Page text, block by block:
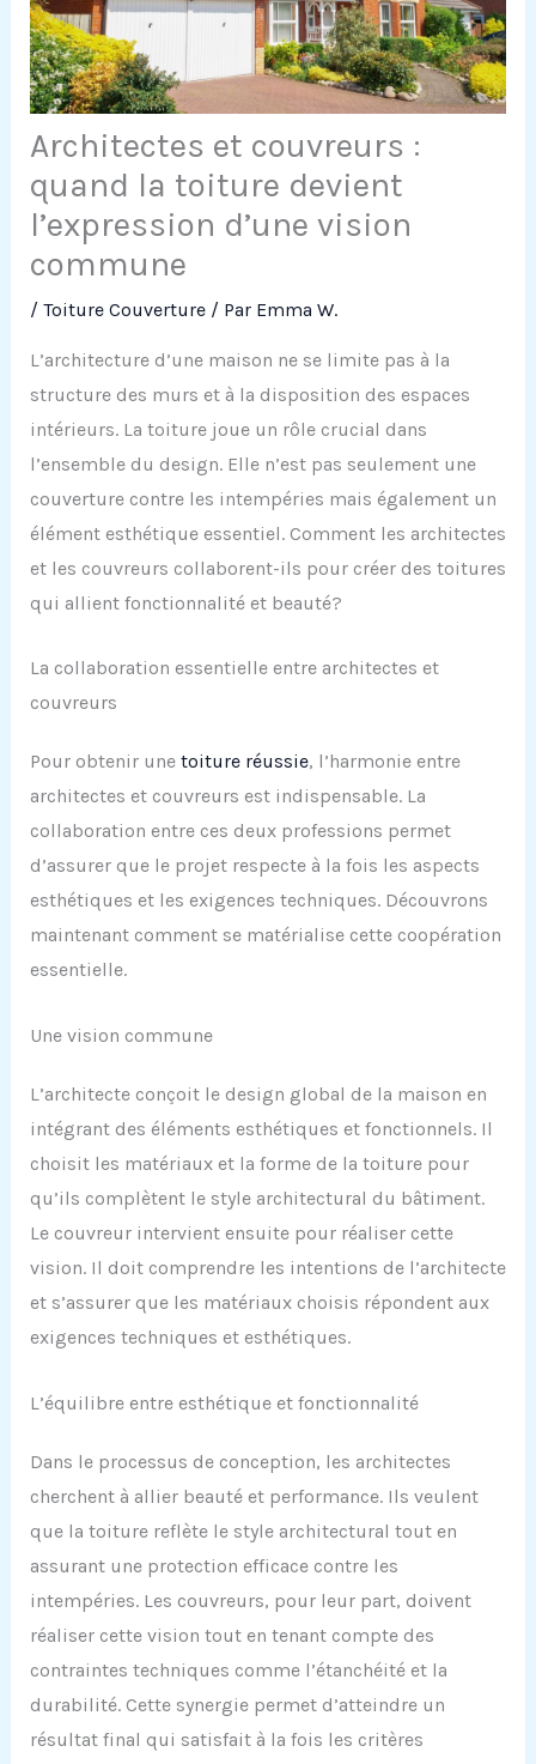
Architectes et couvreurs :
quand la toiture devient
l’expression d’une vision
commune
/ Toiture Couverture/ Par Emma W.
L’architecture d’une maison ne se limite pas à la
structure des murs et à la disposition des espaces
intérieurs. La toiture joue un rôle crucial dans
l’ensemble du design. Elle n’est pas seulement une
couverture contre les intempéries mais également un
élément esthétique essentiel. Comment les architectes
et les couvreurs collaborent-ils pour créer des toitures
qui allient fonctionnalité et beauté?
La collaboration essentielle entre architectes et
couvreurs
Pour obtenir une toiture réussie, l’harmonie entre
architectes et couvreurs est indispensable. La
collaboration entre ces deux professions permet
d’assurer que le projet respecte à la fois les aspects
esthétiques et les exigences techniques. Découvrons
maintenant comment se matérialise cette coopération
essentielle.
Une vision commune
L’architecte conçoit le design global de la maison en
intégrant des éléments esthétiques et fonctionnels. Il
choisit les matériaux et la forme de la toiture pour
qu’ils complètent le style architectural du bâtiment.
Le couvreur intervient ensuite pour réaliser cette
vision. Il doit comprendre les intentions de l’architecte
et s’assurer que les matériaux choisis répondent aux
exigences techniques et esthétiques.
L’équilibre entre esthétique et fonctionnalité
Dans le processus de conception, les architectes
cherchent à allier beauté et performance. Ils veulent
que la toiture reflète le style architectural tout en
assurant une protection efficace contre les
intempéries. Les couvreurs, pour leur part, doivent
réaliser cette vision tout en tenant compte des
contraintes techniques comme l’étanchéité et la
durabilité. Cette synergie permet d’atteindre un
résultat final qui satisfait à la fois les critères